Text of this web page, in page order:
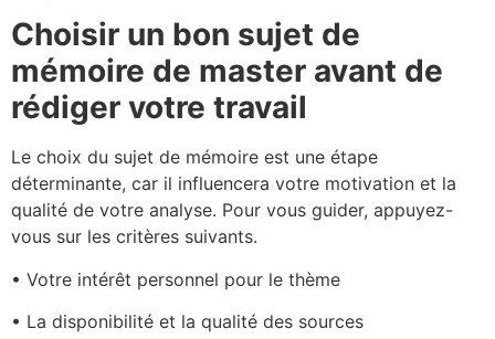
Choisir un bon sujet de
mémoire de master avant de
rédiger votre travail
Le choix du sujet de mémoire est une étape
déterminante, car il influencera votre motivation et la
qualité de votre analyse. Pour vous guider, appuyez-
vous sur les critères suivants.
• Votre intérêt personnel pour le thème
• La disponibilité et la qualité des sources